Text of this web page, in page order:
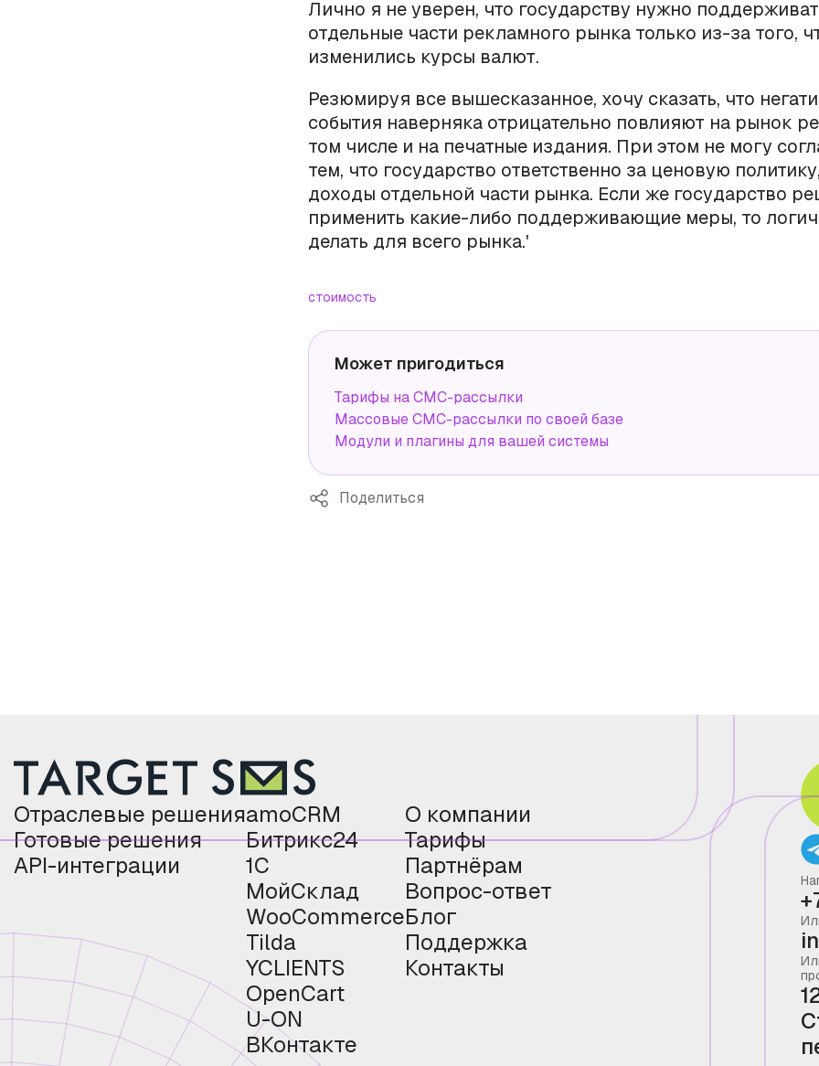
Лично я не уверен, что государству нужно
отдельные части рекламного рынка только из-за того,
изменились курсы валют.
Резюмируя все вышесказанное, хочу сказать, что
события наверняка отрицательно повлияют на рынок
том числе и на печатные издания. При этом не могу
тем, что государство ответственно за ценовую
доходы отдельной части рынка. Если же государство
применить какие-либо поддерживающие меры, то
делать для всего рынка.'
стоимость
Может пригодиться
Тарифы на СМС-рассылки
Массовые СМС-рассылки по своей базе
Модули и плагины для вашей системы
Поделиться
Отраслевые решения
Готовые решения
API-интеграции
amoCRM
Битрикс24
1С
МойСклад
WooCommerce
Tilda
YCLIENTS
OpenCart
U-ON
ВКонтакте
О компании
Тарифы
Партнёрам
Вопрос-ответ
Блог
Поддержка
Контакты